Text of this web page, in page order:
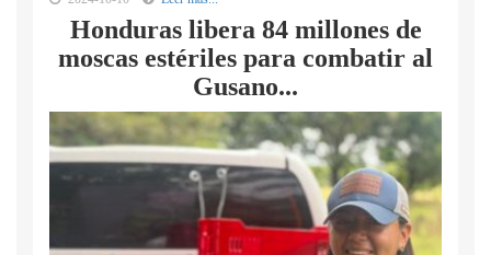
Honduras libera 84 millones de
moscas estériles para combatir al
Gusano...